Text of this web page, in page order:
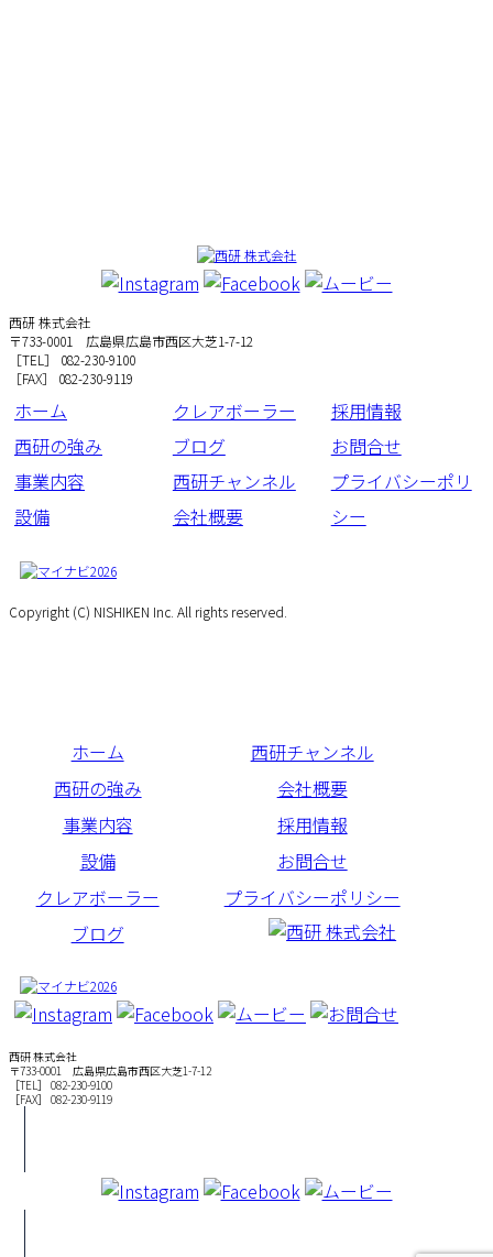
西研 株式会社
〒733-0001 広島県広島市西区大芝1-7-12
［TEL］ 082-230-9100
［FAX］ 082-230-9119
ホーム
西研の強み
事業内容
設備
クレアボーラー
ブログ
西研チャンネル
会社概要
採用情報
お問合せ
プライバシーポリ
シー
Copyright (C) NISHIKEN Inc. All rights reserved.
ホーム
西研の強み
事業内容
設備
クレアボーラー
ブログ
西研チャンネル
会社概要
採用情報
お問合せ
プライバシーポリシー
西研 株式会社
〒733-0001 広島県広島市西区大芝1-7-12
［TEL］ 082-230-9100
［FAX］ 082-230-9119